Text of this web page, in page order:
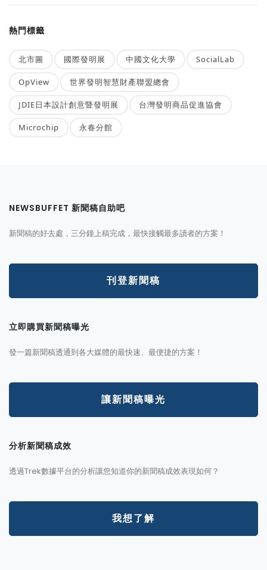
熱門標籤
北市圖 國際發明展 中國文化大學 SocialLab
OpView 世界發明智慧財產聯盟總會
JDIE日本設計創意暨發明展 台灣發明商品促進協會
Microchip 永春分館
NEWSBUFFET 新聞稿自助吧
新聞稿的好去處，三分鐘上稿完成，最快接觸最多讀者的方案！
刊登新聞稿
立即購買新聞稿曝光
發一篇新聞稿透通到各大媒體的最快速、最便捷的方案！
讓新聞稿曝光
分析新聞稿成效
透過Trek數據平台的分析讓您知道你的新聞稿成效表現如何？
我想了解